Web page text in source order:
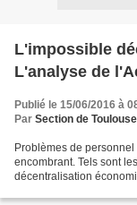
L'impossible
L'analyse de
Publié le 15/06/2016 à
Par Section de
Problèmes de
encombrant. Tels sont
décentralisation